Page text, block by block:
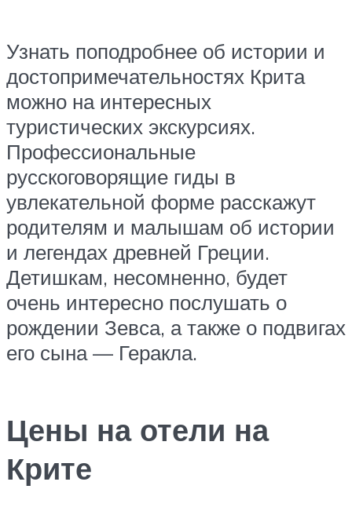
Узнать поподробнее об истории и
достопримечательностях Крита
можно на интересных
туристических экскурсиях.
Профессиональные
русскоговорящие гиды в
увлекательной форме расскажут
родителям и малышам об истории
и легендах древней Греции.
Детишкам, несомненно, будет
очень интересно послушать о
рождении Зевса, а также о подвигах
его сына — Геракла.
Цены на отели на
Крите